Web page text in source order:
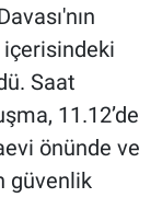
içerisindeki
Saat
11.12’de
önünde ve
güvenlik